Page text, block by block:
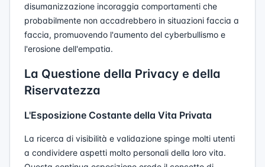
disumanizzazione incoraggia comportamenti che
probabilmente non accadrebbero in situazioni faccia a
faccia, promuovendo l'aumento del cyberbullismo e
l'erosione dell'empatia.
La Questione della Privacy e della
Riservatezza
L'Esposizione Costante della Vita Privata
La ricerca di visibilità e validazione spinge molti utenti
a condividere aspetti molto personali della loro vita.